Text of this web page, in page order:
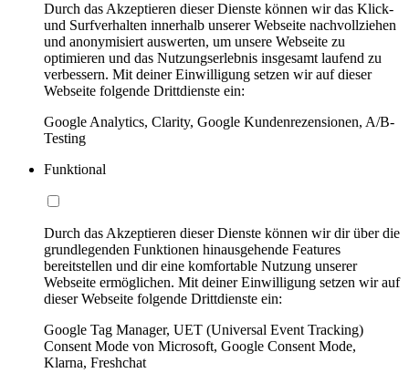
Durch das Akzeptieren dieser Dienste können wir das Klick-
und Surfverhalten innerhalb unserer Webseite nachvollziehen
und anonymisiert auswerten, um unsere Webseite zu
optimieren und das Nutzungserlebnis insgesamt laufend zu
verbessern. Mit deiner Einwilligung setzen wir auf dieser
Webseite folgende Drittdienste ein:
Google Analytics, Clarity, Google Kundenrezensionen, A/B-
Testing
Funktional
Durch das Akzeptieren dieser Dienste können wir dir über die
grundlegenden Funktionen hinausgehende Features
bereitstellen und dir eine komfortable Nutzung unserer
Webseite ermöglichen. Mit deiner Einwilligung setzen wir auf
dieser Webseite folgende Drittdienste ein:
Google Tag Manager, UET (Universal Event Tracking)
Consent Mode von Microsoft, Google Consent Mode,
Klarna, Freshchat